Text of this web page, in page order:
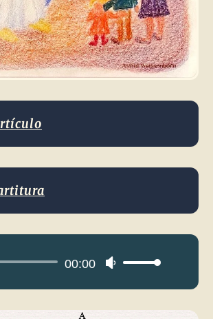
00:00
Utiliza